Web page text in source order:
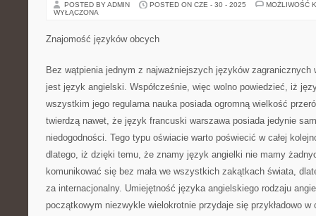
POSTED BY ADMIN POSTED ON CZE - 30 - 2025
MOŻLIWOŚĆ
WYŁĄCZONA
Znajomość języków obcych
Bez wątpienia jednym z najważniejszych języków zagranicznych
jest język angielski. Współcześnie, więc wolno powiedzieć, iż
wszystkim jego regularna nauka posiada ogromną wielkość
twierdzą nawet, że język francuski warszawa posiada jedynie
niedogodności. Tego typu oświacie warto poświecić w całej
dlatego, iż dzięki temu, że znamy język angielki nie mamy
komunikować się bez mała we wszystkich zakątkach świata,
za internacjonalny. Umiejętność języka angielskiego rodzaju
początkowym niezwykle wielokrotnie przydaje się przykładowo